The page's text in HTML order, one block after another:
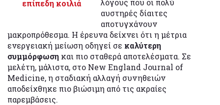
επίπεδη κοιλιά
αυστηρές δίαιτες
αποτυγχάνουν
μακροπρόθεσμα. Η έρευνα δείχνει ότι η μέτρια
ενεργειακή μείωση οδηγεί σε καλύτερη
συμμόρφωση και πιο σταθερά αποτελέσματα. Σε
μελέτη, μάλιστα, στο New England Journal of
Medicine, η σταδιακή αλλαγή συνηθειών
αποδείχθηκε πιο βιώσιμη από τις ακραίες
παρεμβάσεις.